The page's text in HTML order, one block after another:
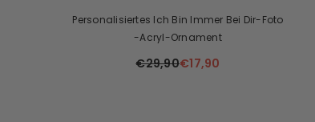
Personalisiertes Ich Bin Immer Bei Dir-Foto
-Acryl-Ornament
€29,90€17,90